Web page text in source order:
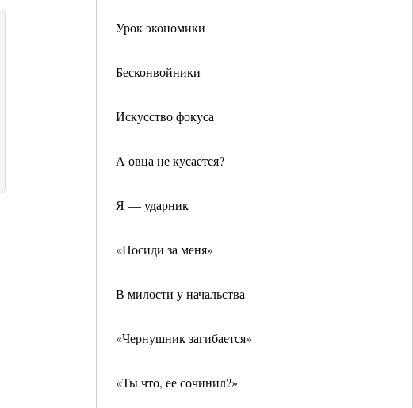
Урок экономики
Бесконвойники
Искусство фокуса
А овца не кусается?
Я — ударник
«Посиди за меня»
В милости у начальства
«Чернушник загибается»
«Ты что, ее сочинил?»